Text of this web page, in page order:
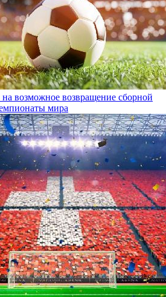
возможное возвращение сборной
мира